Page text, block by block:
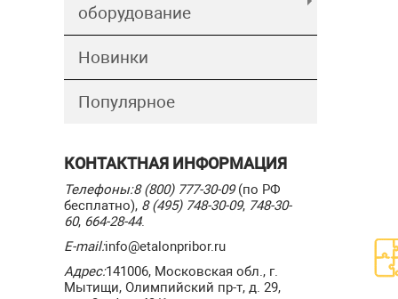
оборудование
Новинки
Популярное
КОНТАКТНАЯ ИНФОРМАЦИЯ
Телефоны:8 (800) 777-30-09(по РФ
бесплатно), 8 (495) 748-30-09, 748-30-
60, 664-28-44.
E-mail:info@etalonpribor.ru
Адрес:141006, Московская обл., г.
Мытищи, Олимпийский пр-т, д. 29,